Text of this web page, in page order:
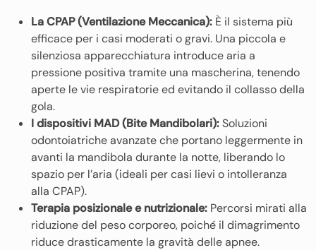
La CPAP (Ventilazione Meccanica): È il sistema più
efficace per i casi moderati o gravi. Una piccola e
silenziosa apparecchiatura introduce aria a
pressione positiva tramite una mascherina, tenendo
aperte le vie respiratorie ed evitando il collasso della
gola.
I dispositivi MAD (Bite Mandibolari):Soluzioni
odontoiatriche avanzate che portano leggermente in
avanti la mandibola durante la notte, liberando lo
spazio per l’aria (ideali per casi lievi o intolleranza
alla CPAP).
Terapia posizionale e nutrizionale: Percorsi mirati alla
riduzione del peso corporeo, poiché il dimagrimento
riduce drasticamente la gravità delle apnee.